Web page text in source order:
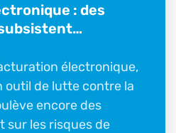
: des
électronique,
outil de lutte contre la
encore des
sur les risques de